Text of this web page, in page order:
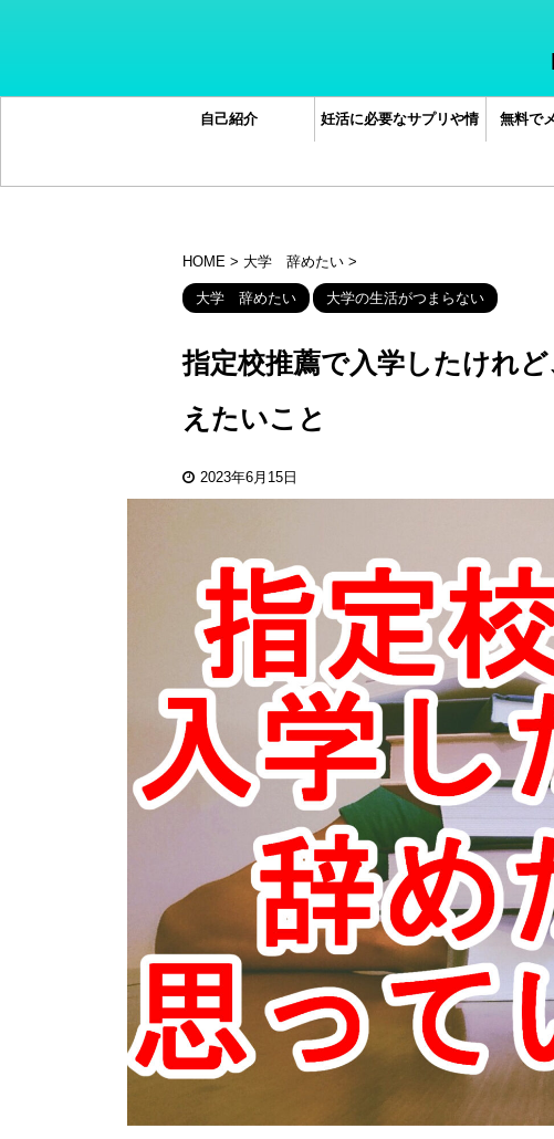
自己紹介 妊活に必要なサプリや情 無料で
HOME > 大学 辞めたい >
大学 辞めたい 大学の生活がつまらない
指定校推薦で入学したけれ
えたいこと
2023年6月15日